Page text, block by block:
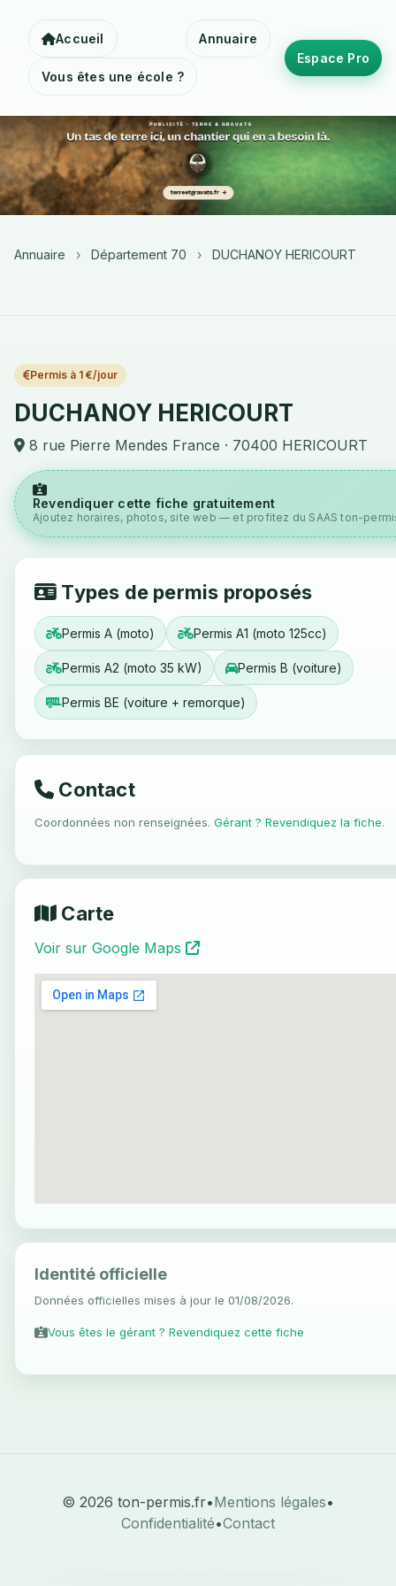
Accueil Annuaire
Vous êtes une école ?
Espace Pro
Annuaire › Département 70 › DUCHANOY HERICOURT
Permis à 1 €/jour
DUCHANOY HERICOURT
8 rue Pierre Mendes France · 70400 HERICOURT
Revendiquer cette fiche gratuitement
Ajoutez horaires, photos, site web — et profitez du SAAS ton-
Types de permis proposés
Permis A (moto) Permis A1 (moto 125cc)
Permis A2 (moto 35 kW) Permis B (voiture)
Permis BE (voiture + remorque)
Contact
Coordonnées non renseignées. Gérant ? Revendiquez la fiche.
Carte
Voir sur Google Maps
Identité officielle
Données officielles mises à jour le 01/08/2026.
Vous êtes le gérant ? Revendiquez cette fiche
© 2026 ton-permis.fr•Mentions légales•
Confidentialité•Contact